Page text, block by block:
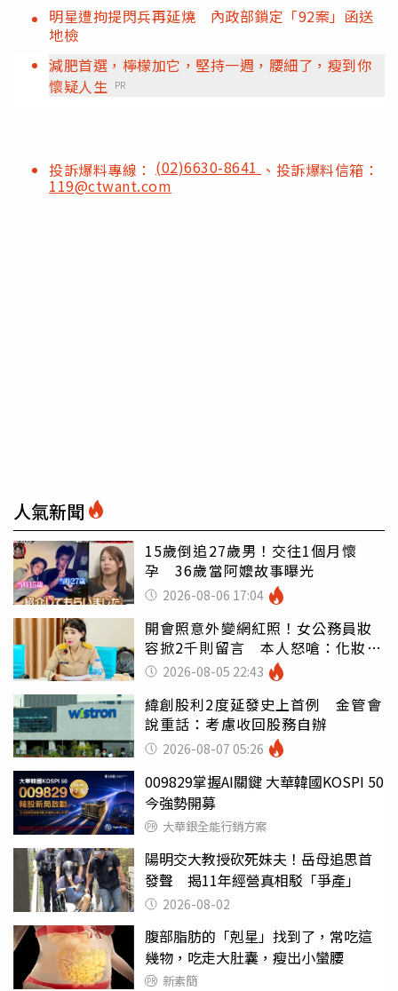
明星遭拘提閃兵再延燒 內政部鎖定「92案」函送
地檢
減肥首選，檸檬加它，堅持一週，腰細了，瘦到你
懷疑人生 PR
投訴爆料專線： (02)6630-8641 、投訴爆料信箱：
119@ctwant.com
人氣新聞
15歲倒追27歲男！交往1個月懷
孕 36歲當阿嬤故事曝光
2026-08-06 17:04
開會照意外變網紅照！女公務員妝
容掀2千則留言 本人怒嗆：化妝有
錯嗎2026-08-05 22:43
緯創股利2度延發史上首例 金管會
說重話：考慮收回股務自辦
2026-08-07 05:26
009829掌握AI關鍵 大華韓國KOSPI 50
今強勢開募
大華銀全能行銷方案
陽明交大教授砍死妹夫！岳母追思首
發聲 揭11年經營真相駁「爭產」
2026-08-02
腹部脂肪的「剋星」找到了，常吃這
幾物，吃走大肚囊，瘦出小蠻腰
新素簡